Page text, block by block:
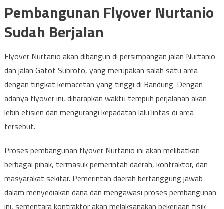
Pembangunan Flyover Nurtanio
Sudah Berjalan
Flyover Nurtanio akan dibangun di persimpangan jalan Nurtanio
dan jalan Gatot Subroto, yang merupakan salah satu area
dengan tingkat kemacetan yang tinggi di Bandung. Dengan
adanya flyover ini, diharapkan waktu tempuh perjalanan akan
lebih efisien dan mengurangi kepadatan lalu lintas di area
tersebut.
Proses pembangunan flyover Nurtanio ini akan melibatkan
berbagai pihak, termasuk pemerintah daerah, kontraktor, dan
masyarakat sekitar. Pemerintah daerah bertanggung jawab
dalam menyediakan dana dan mengawasi proses pembangunan
ini, sementara kontraktor akan melaksanakan pekerjaan fisik